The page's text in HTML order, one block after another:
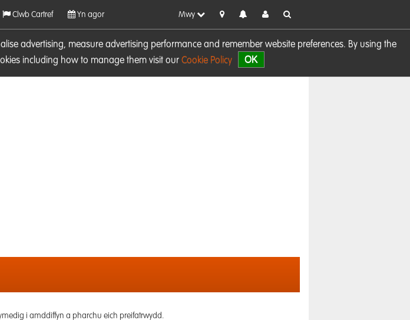
advertising, measure advertising performance and remember website preferences. By using the
including how to manage them visit our Cookie Policy OK
Clwb Cartref Yn agor Mwy
i amddiffyn a pharchu eich preifatrwydd.